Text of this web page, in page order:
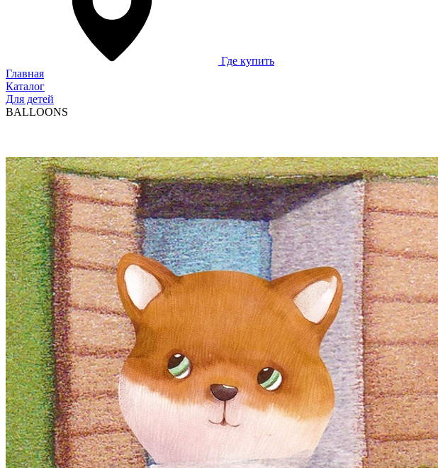
Где купить
Главная
Каталог
Для детей
BALLOONS